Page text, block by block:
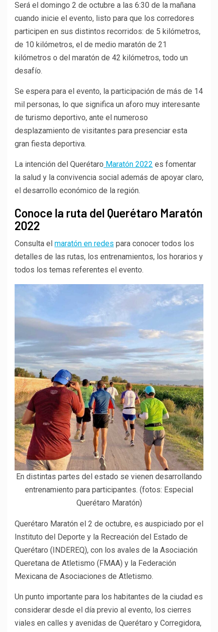
Será el domingo 2 de octubre a las 6:30 de la mañana
cuando inicie el evento, listo para que los corredores
participen en sus distintos recorridos: de 5 kilómetros,
de 10 kilómetros, el de medio maratón de 21
kilómetros o del maratón de 42 kilómetros, todo un
desafío.
Se espera para el evento, la participación de más de 14
mil personas, lo que significa un aforo muy interesante
de turismo deportivo, ante el numeroso
desplazamiento de visitantes para presenciar esta
gran fiesta deportiva.
La intención del Querétaro Maratón 2022 es fomentar
la salud y la convivencia social además de apoyar claro,
el desarrollo económico de la región.
Conoce la ruta del Querétaro Maratón
2022
Consulta el maratón en redes para conocer todos los
detalles de las rutas, los entrenamientos, los horarios y
todos los temas referentes el evento.
En distintas partes del estado se vienen desarrollando
entrenamiento para participantes. (fotos: Especial
Querétaro Maratón)
Querétaro Maratón el 2 de octubre, es auspiciado por el
Instituto del Deporte y la Recreación del Estado de
Querétaro (INDEREQ), con los avales de la Asociación
Queretana de Atletismo (FMAA) y la Federación
Mexicana de Asociaciones de Atletismo.
Un punto importante para los habitantes de la ciudad es
considerar desde el día previo al evento, los cierres
viales en calles y avenidas de Querétaro y Corregidora,